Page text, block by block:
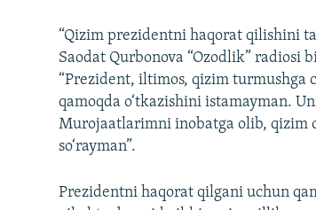
“Qizim prezidentni haqorat qilishini
Saodat Qurbonova “Ozodlik”
“Prezident, iltimos, qizim
qamoqda o‘tkazishini istamayman.
Murojaatlarimni inobatga olib, qizim
so‘rayman”.
Prezidentni haqorat qilgani uchun